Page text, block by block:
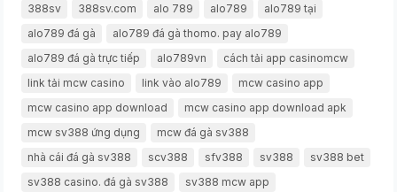
388sv 388sv.com alo 789 alo789
alo789 tại
alo789 đá gà
alo789 đá gà thomo. pay alo789
alo789 đá gà trực tiếp
alo789vn
cách tải app casinomcw
link tải mcw casino
link vào alo789
mcw casino app
mcw casino app download
mcw casino app download apk
mcw sv388 ứng dụng
mcw đá gà sv388
nhà cái đá gà sv388
scv388 sfv388 sv388
sv388 bet
sv388 casino. đá gà sv388
sv388 mcw app